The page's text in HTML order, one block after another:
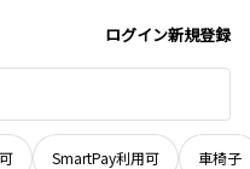
ログイン新規登録
SmartPay利用可 車椅子